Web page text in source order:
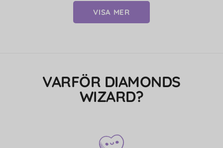
VISA MER
VARFÖR DIAMONDS
WIZARD?